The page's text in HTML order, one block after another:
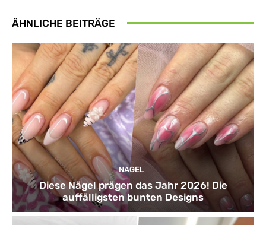
ÄHNLICHE BEITRÄGE
NAGEL
Diese Nägel prägen das Jahr 2026! Die
auffälligsten bunten Designs